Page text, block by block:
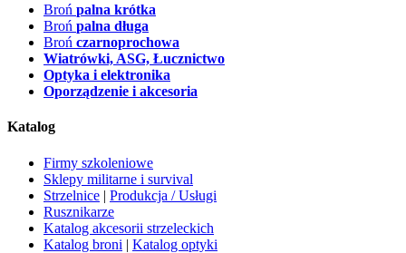
Broń palna krótka
Broń palna długa
Broń czarnoprochowa
Wiatrówki, ASG, Łucznictwo
Optyka i elektronika
Oporządzenie i akcesoria
Katalog
Firmy szkoleniowe
Sklepy militarne i survival
Strzelnice | Produkcja / Usługi
Rusznikarze
Katalog akcesorii strzeleckich
Katalog broni | Katalog optyki